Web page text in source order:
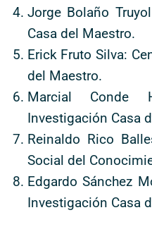
Jorge Bolaño
Casa del Maestro.
Erick Fruto Silva:
del Maestro.
Marcial Conde
Investigación Casa
Reinaldo Rico
Social del
Edgardo Sánchez
Investigación Casa